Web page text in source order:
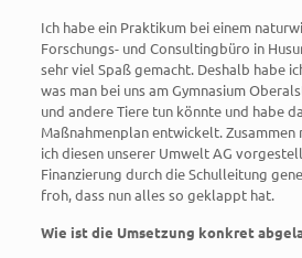
Ich habe ein Praktikum bei einem
Forschungs- und Consultingbüro in
sehr viel Spaß gemacht. Deshalb habe
was man bei uns am Gymnasium
und andere Tiere tun könnte und habe
Maßnahmenplan entwickelt. Zusammen
ich diesen unserer Umwelt AG
Finanzierung durch die Schulleitung
froh, dass nun alles so geklappt hat.
Wie ist die Umsetzung konkret